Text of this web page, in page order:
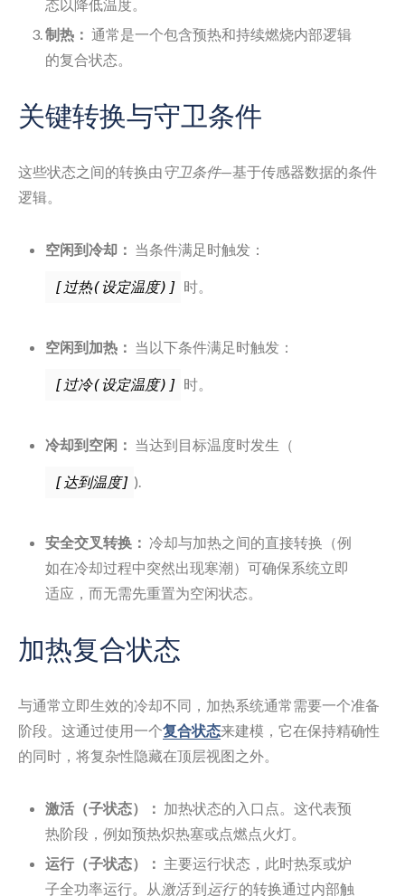
态以降低温度。
制热： 通常是一个包含预热和持续燃烧内部逻辑
的复合状态。
关键转换与守卫条件
这些状态之间的转换由守卫条件—基于传感器数据的条件
逻辑。
空闲到冷却： 当条件满足时触发：
[过热(设定温度)] 时。
空闲到加热： 当以下条件满足时触发：
[过冷(设定温度)] 时。
冷却到空闲： 当达到目标温度时发生（
[达到温度] ).
安全交叉转换： 冷却与加热之间的直接转换（例
如在冷却过程中突然出现寒潮）可确保系统立即
适应，而无需先重置为空闲状态。
加热复合状态
与通常立即生效的冷却不同，加热系统通常需要一个准备
阶段。这通过使用一个复合状态来建模，它在保持精确性
的同时，将复杂性隐藏在顶层视图之外。
激活（子状态）： 加热状态的入口点。这代表预
热阶段，例如预热炽热塞或点燃点火灯。
运行（子状态）： 主要运行状态，此时热泵或炉
子全功率运行。从 激活到运行的转换通过内部触